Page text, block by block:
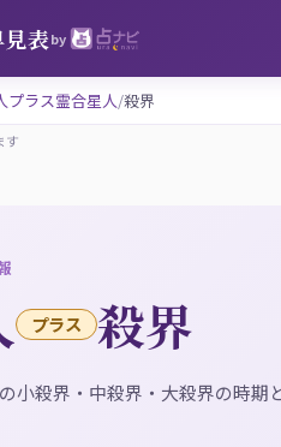
表by
プラス霊合星人 殺界
す
プラス 殺界
小殺界・中殺界・大殺界の時期